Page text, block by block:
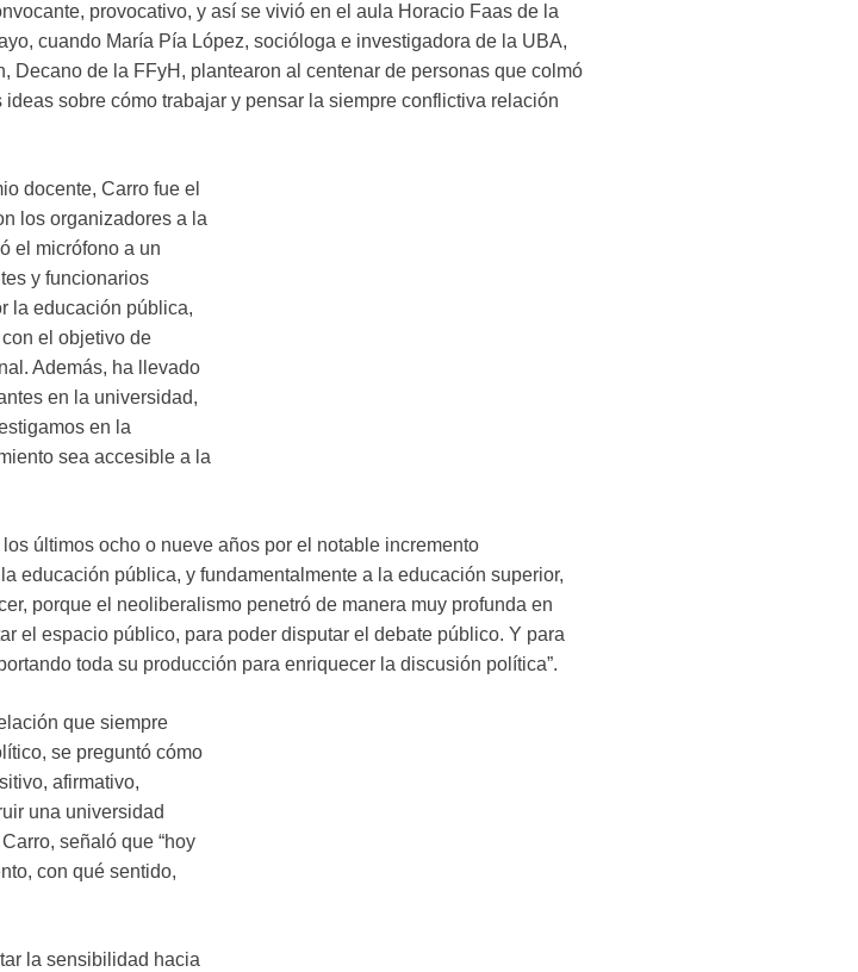
provocativo, y así se vivió en el aula Horacio Faas de la
cuando María Pía López, socióloga e investigadora de la UBA,
Decano de la FFyH, plantearon al centenar de personas que colmó
sobre cómo trabajar y pensar la siempre conflictiva relación
docente, Carro fue el
los organizadores a la
el micrófono a un
y funcionarios
la educación pública,
el objetivo de
Además, ha llevado
en la universidad,
en la
sea accesible a la
últimos ocho o nueve años por el notable incremento
educación pública, y fundamentalmente a la educación superior,
porque el neoliberalismo penetró de manera muy profunda en
el espacio público, para poder disputar el debate público. Y para
toda su producción para enriquecer la discusión política”.
que siempre
se preguntó cómo
afirmativo,
una universidad
señaló que “hoy
con qué sentido,
la sensibilidad hacia